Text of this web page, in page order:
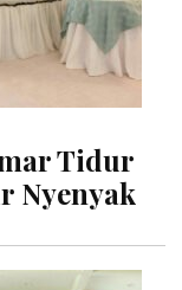
Tidur
Nyenyak